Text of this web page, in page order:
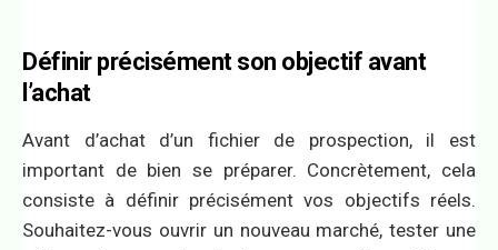
Définir précisément son objectif avant
l’achat
Avant d’achat d’un fichier de prospection, il est
important de bien se préparer. Concrètement, cela
consiste à définir précisément vos objectifs réels.
Souhaitez-vous ouvrir un nouveau marché, tester une